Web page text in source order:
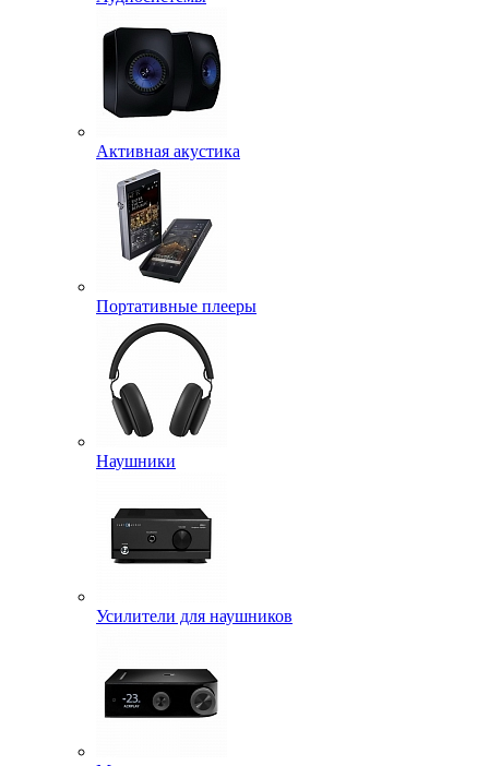
Активная акустика
Портативные плееры
Наушники
Усилители для наушников